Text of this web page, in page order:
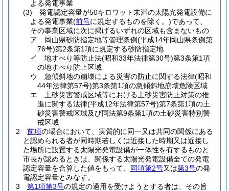
よる発電事業
(3)
発電認定容量が50キロワット未満の太陽光発電設備に
よる発電事業(前号に規定するものを除く。)であって、
その事業区域に次に掲げるいずれの区域も含まないもの
ア
岡山県砂防指定地等管理条例(平成14年岡山県条例第
76号)第2条第1項に規定する砂防指定地
イ
地すべり等防止法(昭和33年法律第30号)第3条第1項
の地すべり防止区域
ウ
急傾斜地の崩壊による災害の防止に関する法律(昭和
44年法律第57号)第3条第1項の急傾斜地崩壊危険区域
エ
土砂災害警戒区域等における土砂災害防止対策の推
進に関する法律(平成12年法律第57号)第7条第1項の土
砂災害警戒区域及び同法第9条第1項の土砂災害特別警
戒区域
2
前項の場合において、実質的に同一又は共同の関係にある
と認められる者が同時期若しくは近接した時期又は近接し
た場所に設置する太陽光発電設備が一体性を有するものと
市長が認めるときは、関係する太陽光発電設備全ての発電
認定容量を合算した値をもって、 同項第2号又は第3号の発
電認定容量とみなす。
3
第1項第3号の規定の適用を受けようとする者は、その旨